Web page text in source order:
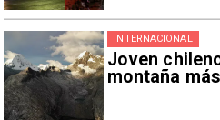
Joven
montaña
INTERNACIONAL